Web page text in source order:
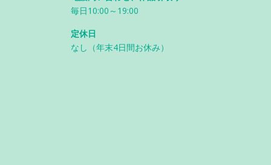
毎日10:00～19:00
定休日
なし（年末4日間お休み）